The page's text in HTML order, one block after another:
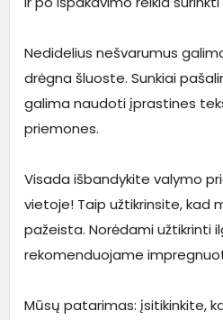
Nedidelius nešvarumus
drėgna šluoste. Sunkiai
galima naudoti įprastines
priemones.
Visada išbandykite valymo
vietoje! Taip užtikrinsite, kad
pažeista. Norėdami užtikrinti
rekomenduojame
Mūsų patarimas: įsitikinkite,